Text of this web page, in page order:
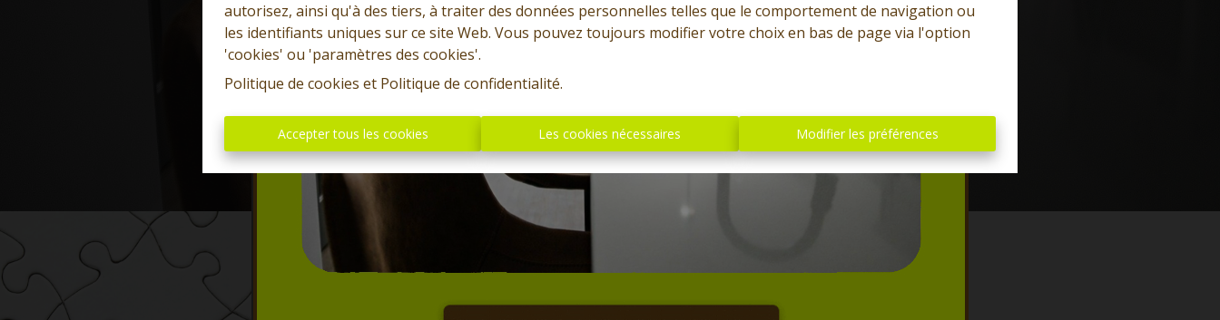
autorisez, ainsi qu'à des tiers, à traiter des données personnelles telles que le comportement de navigation ou
les identifiants uniques sur ce site Web. Vous pouvez toujours modifier votre choix en bas de page via l'option
'cookies' ou 'paramètres des cookies'.
Politique de cookies et Politique de confidentialité.
Accepter tous les cookies Les cookies nécessaires Modifier les préférences